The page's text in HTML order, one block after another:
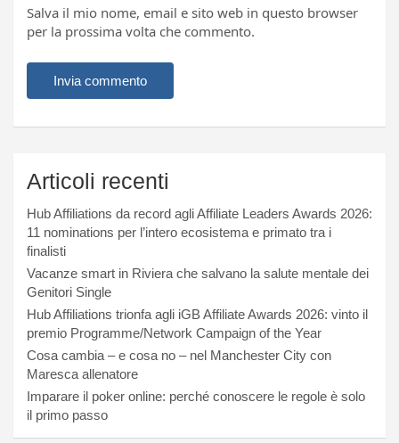
Salva il mio nome, email e sito web in questo browser
per la prossima volta che commento.
Articoli recenti
Hub Affiliations da record agli Affiliate Leaders Awards 2026:
11 nominations per l’intero ecosistema e primato tra i
finalisti
Vacanze smart in Riviera che salvano la salute mentale dei
Genitori Single
Hub Affiliations trionfa agli iGB Affiliate Awards 2026: vinto il
premio Programme/Network Campaign of the Year
Cosa cambia – e cosa no – nel Manchester City con
Maresca allenatore
Imparare il poker online: perché conoscere le regole è solo
il primo passo